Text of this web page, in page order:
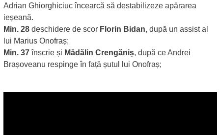
Adrian Ghiorghiciuc încearcă să destabilizeze apărarea
ieșeană.
Min. 28deschidere de scorFlorin Bidan, după un assist al
lui Marius Onofraș;
Min. 37înscrie și Mădălin Crengăniș, după ce Andrei
Brașoveanu respinge în față șutul lui Onofraș;